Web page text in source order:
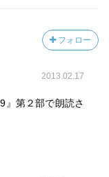
フォロー
2013.02.17
』第２部で朗読さ